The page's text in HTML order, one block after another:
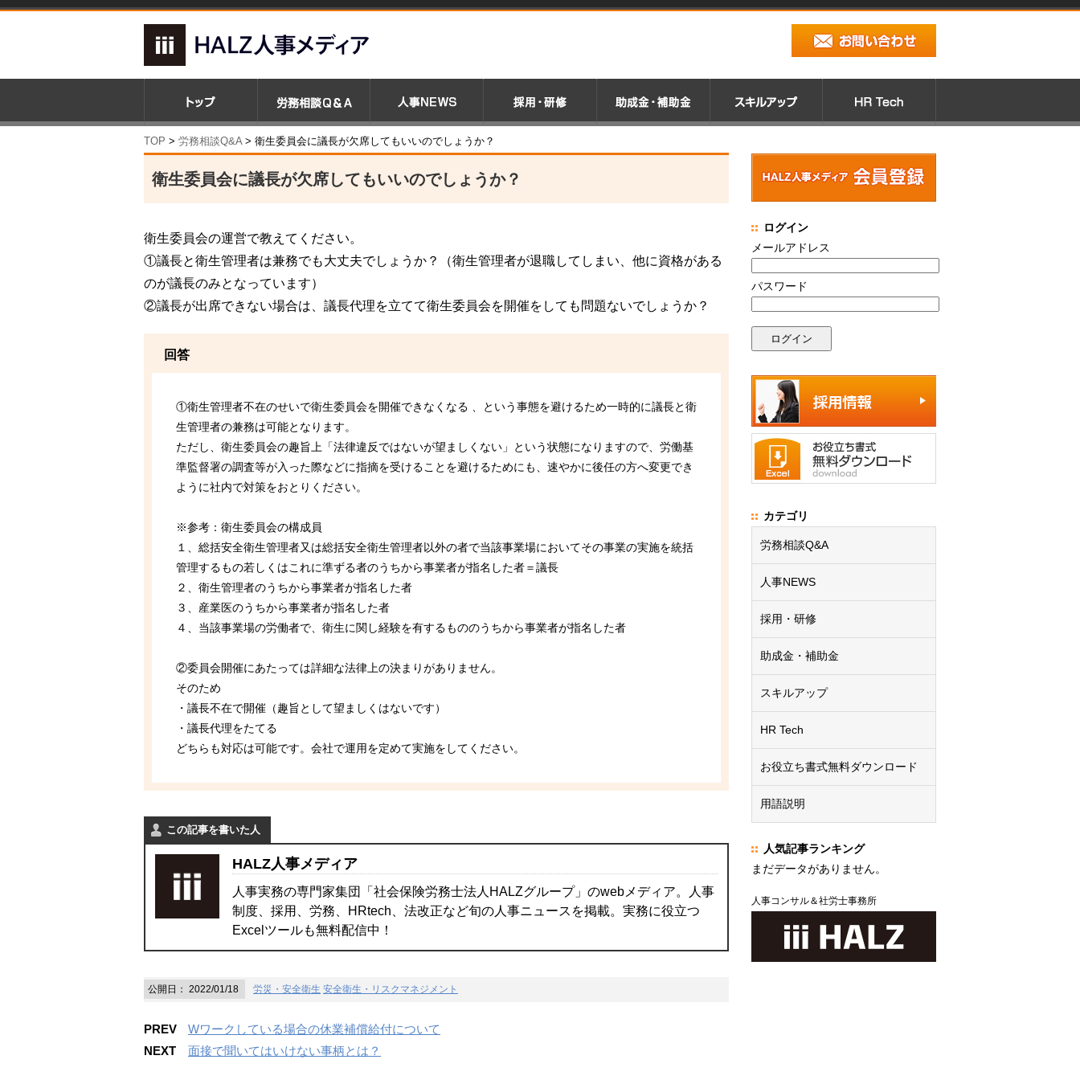
TOP > 労務相談Q&A> 衛生委員会に議長が欠席してもいいのでしょうか？
衛生委員会に議長が欠席してもいいのでしょうか？
衛生委員会の運営で教えてください。
①議長と衛生管理者は兼務でも大丈夫でしょうか？（衛生管理者が退職してしまい、他に資格がある
のが議長のみとなっています）
②議長が出席できない場合は、議長代理を立てて衛生委員会を開催をしても問題ないでしょうか？
回答
①衛生管理者不在のせいで衛生委員会を開催できなくなる 、という事態を避けるため一時的に議長と衛
生管理者の兼務は可能となります。
ただし、衛生委員会の趣旨上「法律違反ではないが望ましくない」という状態になりますので、労働基
準監督署の調査等が入った際などに指摘を受けることを避けるためにも、速やかに後任の方へ変更でき
ように社内で対策をおとりください。
※参考：衛生委員会の構成員
１、総括安全衛生管理者又は総括安全衛生管理者以外の者で当該事業場においてその事業の実施を統括
管理するもの若しくはこれに準ずる者のうちから事業者が指名した者＝議長
２、衛生管理者のうちから事業者が指名した者
３、産業医のうちから事業者が指名した者
４、当該事業場の労働者で、衛生に関し経験を有するもののうちから事業者が指名した者
②委員会開催にあたっては詳細な法律上の決まりがありません。
そのため
・議長不在で開催（趣旨として望ましくはないです）
・議長代理をたてる
どちらも対応は可能です。会社で運用を定めて実施をしてください。
この記事を書いた人
HALZ人事メディア
人事実務の専門家集団「社会保険労務士法人HALZグループ」のwebメディア。人事
制度、採用、労務、HRtech、法改正など旬の人事ニュースを掲載。実務に役立つ
Excelツールも無料配信中！
公開日： 2022/01/18 労災・安全衛生 安全衛生・リスクマネジメント
PREV
Wワークしている場合の休業補償給付について
NEXT
面接で聞いてはいけない事柄とは？
ログイン
メールアドレス
パスワード
カテゴリ
労務相談Q&A
人事NEWS
採用・研修
助成金・補助金
スキルアップ
HR Tech
お役立ち書式無料ダウンロード
用語説明
人気記事ランキング
まだデータがありません。
人事コンサル＆社労士事務所